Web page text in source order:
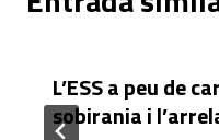
L’ESS a peu de
sobirania i